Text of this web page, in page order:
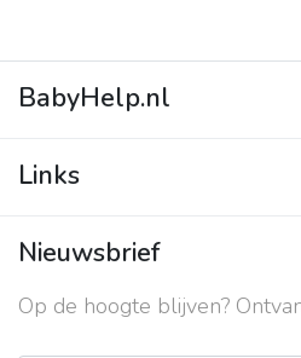
BabyHelp.nl
Vraag & Antwoord
Links
Contact
Over ons
Nieuwsbrief
Op de hoogte blijven?